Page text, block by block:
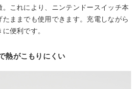
これにより、ニンテンドースイッチ本
ままでも使用できます。充電しながら
便利です。
熱がこもりにくい